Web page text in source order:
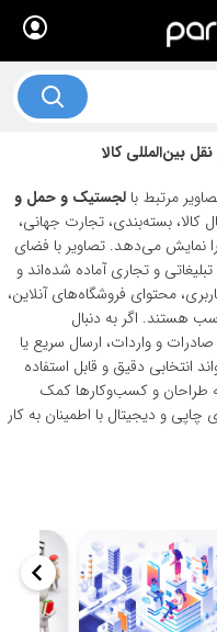
بین‌المللی کالا
مرتبط با لجستیک و حمل و
کالا، بسته‌بندی، تجارت جهانی،
را نمایش می‌دهد. تصاویر با فضای
و تجاری آماده شده‌اند و
محتوای فروشگاه‌های آنلاین،
هستند. اگر به دنبال
و واردات، ارسال سریع یا
انتخابی دقیق و قابل استفاده
به طراحان و کسب‌وکارها کمک
و دیجیتال با اطمینان به کار
×